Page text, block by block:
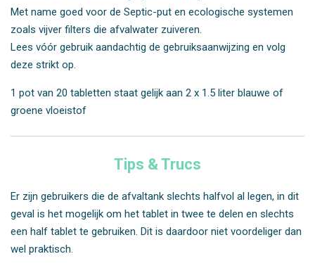
Met name goed voor de Septic-put en ecologische systemen
zoals vijver filters die afvalwater zuiveren.
Lees vóór gebruik aandachtig de gebruiksaanwijzing en volg
deze strikt op.
1 pot van 20 tabletten staat gelijk aan 2 x 1.5 liter blauwe of
groene vloeistof
Tips & Trucs
Er zijn gebruikers die de afvaltank slechts halfvol al legen, in dit
geval is het mogelijk om het tablet in twee te delen en slechts
een half tablet te gebruiken. Dit is daardoor niet voordeliger dan
wel praktisch.